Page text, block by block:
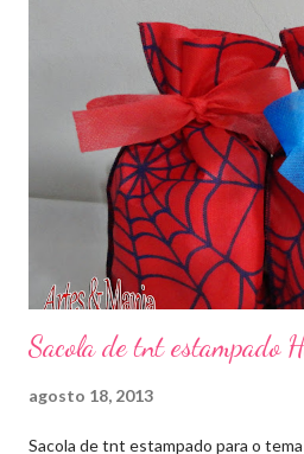
Sacola de tnt estampado
agosto 18, 2013
Sacola de tnt estampado para o